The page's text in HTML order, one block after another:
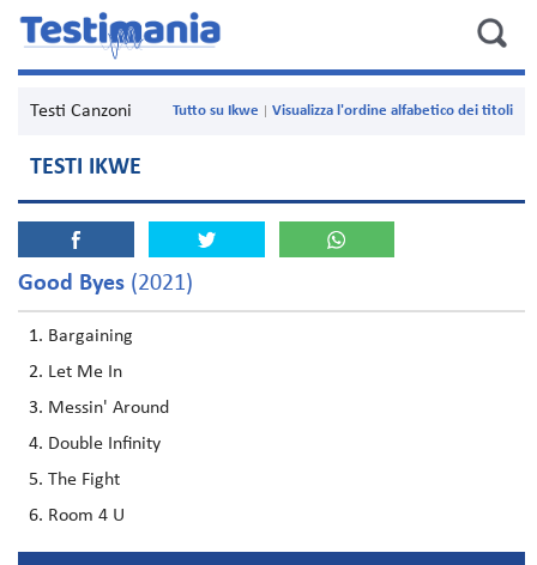
Testi Canzoni Visualizza l'ordine alfabetico dei titoli
Tutto su Ikwe
TESTI IKWE
Good Byes (2021)
Bargaining
Let Me In
Messin' Around
Double Infinity
The Fight
Room 4 U